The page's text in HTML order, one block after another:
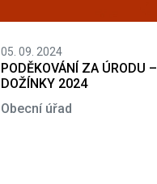
05. 09. 2024
PODĚKOVÁNÍ ZA ÚRODU –
DOŽÍNKY 2024
Obecní úřad